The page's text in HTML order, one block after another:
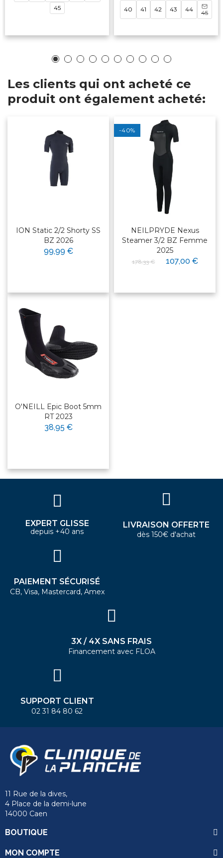
45
40 41 42 43 44 45
Les clients qui ont acheté ce
produit ont également acheté:
ION Static 2/2 Shorty SS
BZ 2026
99,99 €
-40%
NEILPRYDE Nexus
Steamer 3/2 BZ Femme
2025
178,33 € 107,00 €
O'NEILL Epic Boot 5mm
RT 2023
38,95 €
EXPERT GLISSE
depuis +40 ans
LIVRAISON OFFERTE
dès 150€ d'achat
PAIEMENT SÉCURISÉ
CB, Visa, Mastercard, Amex
3X / 4X SANS FRAIS
Financement avec FLOA
SUPPORT CLIENT
02 31 84 80 62
11 Rue de la dives,
4 Place de la demi-lune
14000 Caen
BOUTIQUE
MON COMPTE